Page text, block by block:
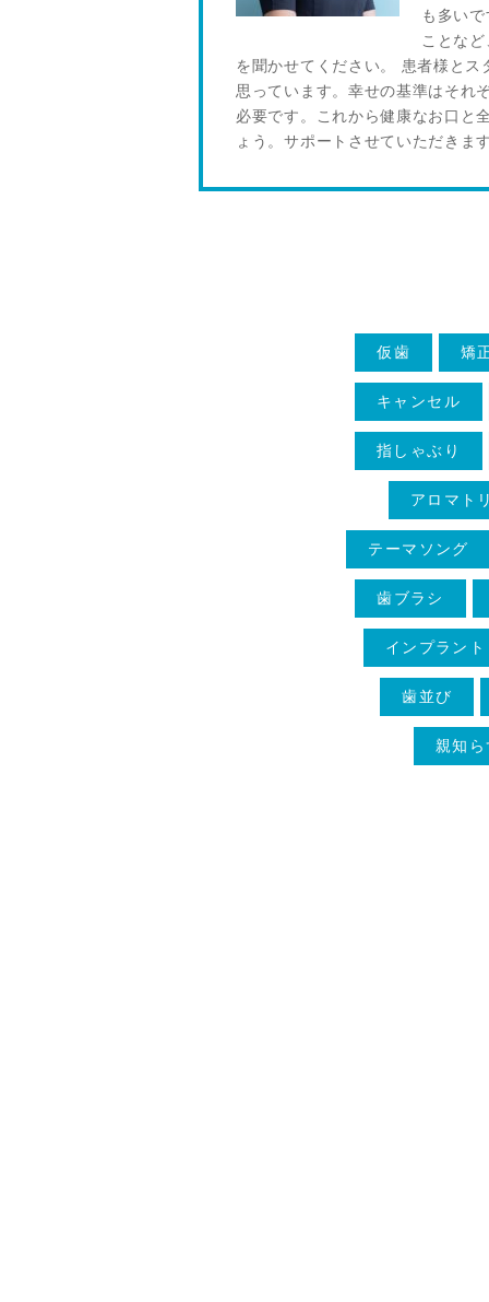
も多い
ことな
を聞かせてください。 患者様と
思っています。幸せの基準はそれ
必要です。これから健康なお口と
ょう。サポートさせていただきます
仮歯 矯
キャンセル
指しゃぶり
アロマト
テーマソング
歯ブラシ
インプラント
歯並び
親知ら